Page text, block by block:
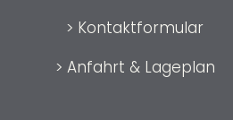
> Kontaktformular
> Anfahrt & Lageplan